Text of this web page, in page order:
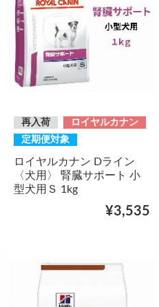
再入荷
ロイヤルカナン
定期便対象
ロイヤルカナン Dライン
〈犬用〉 腎臓サポート 小
型犬用Ｓ 1kg
¥3,535